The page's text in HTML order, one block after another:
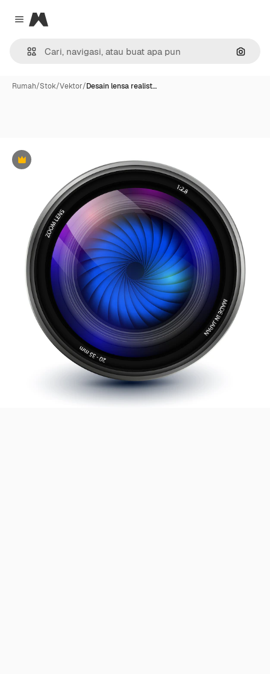
Close menu
Magnific
Rumah/Stok/Vektor/Desain lensa realist…
Premium